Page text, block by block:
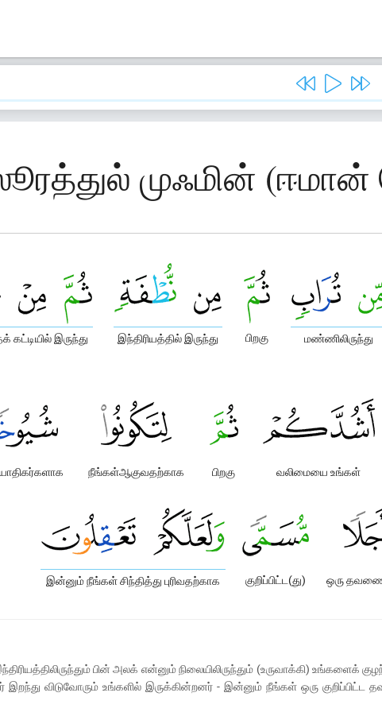
முஃமின்
மண்ணிலிருந்து
பிறகு
இந்திரியத்தில் இருந்து
கட்டியில் இருந்து
வலிமையை உங்கள்
பிறகு
நீங்கள்ஆகுவதற்காக
ஒரு
குறிப்பிட்ட(து)
இன்னும் நீங்கள் சிந்தித்து புரிவதற்காக
பின் அலக் என்னும் நிலையிலிருந்தும் (உருவாக்கி) உங்களைக்
இறந்து விடுவோரும் உங்களில் இருக்கின்றனர் - இன்னும் நீங்கள் ஒரு